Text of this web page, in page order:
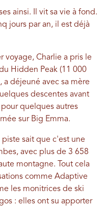
ainsi. Il vit sa vie à fond.
jours par an, il est déjà
voyage, Charlie a pris le
Hidden Peak (11 000
a déjeuné avec sa mère
descentes avant
quelques autres
sur Big Emma.
sait que c'est une
avec plus de 3 658
montagne. Tout cela
comme Adaptive
les monitrices de ski
: elles ont su apporter